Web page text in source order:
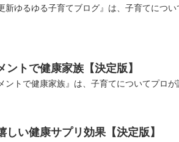
新ゆるゆる子育てブログ』は、子育てにつ
ントで健康家族【決定版】
ントで健康家族』は、子育てについてプロ
しい健康サプリ効果【決定版】